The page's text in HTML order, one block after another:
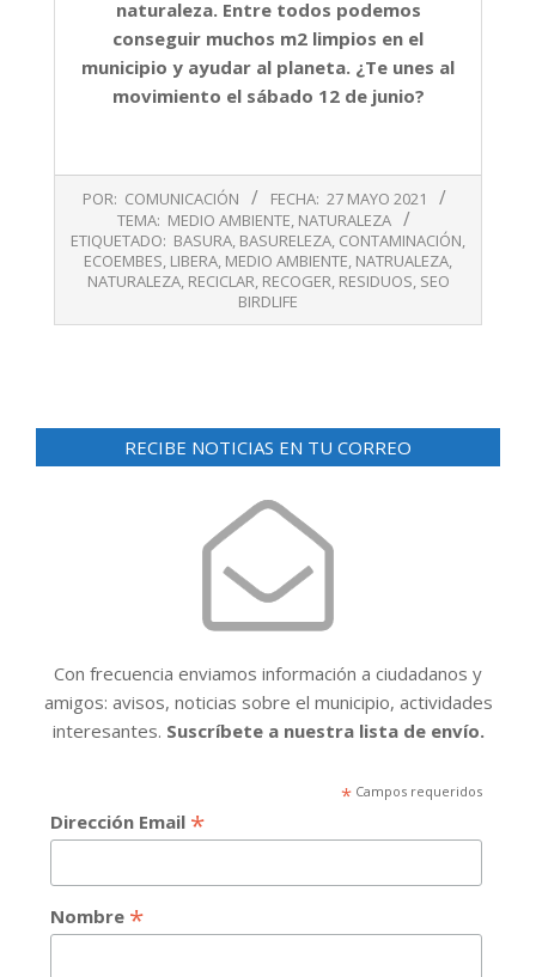
naturaleza. Entre todos podemos
conseguir muchos m2 limpios en el
municipio y ayudar al planeta. ¿Te unes al
movimiento el sábado 12 de junio?
27
POR: COMUNICACIÓN FECHA: 27 MAYO 2021
TEMA: MEDIO AMBIENTE, NATURALEZA
ETIQUETADO: BASURA, BASURELEZA, CONTAMINACIÓN,
ECOEMBES, LIBERA, MEDIO AMBIENTE, NATRUALEZA,
NATURALEZA, RECICLAR, RECOGER, RESIDUOS, SEO
BIRDLIFE
RECIBE NOTICIAS EN TU CORREO
Con frecuencia enviamos información a ciudadanos y
amigos: avisos, noticias sobre el municipio, actividades
interesantes. Suscríbete a nuestra lista de envío.
*Campos requeridos
Dirección Email *
Nombre *